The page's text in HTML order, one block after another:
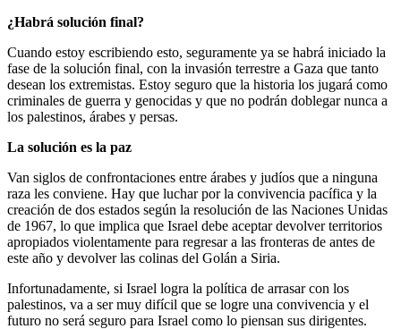
¿Habrá solución final?
Cuando estoy escribiendo esto, seguramente ya se habrá iniciado la
fase de la solución final, con la invasión terrestre a Gaza que tanto
desean los extremistas. Estoy seguro que la historia los jugará como
criminales de guerra y genocidas y que no podrán doblegar nunca a
los palestinos, árabes y persas.
La solución es la paz
Van siglos de confrontaciones entre árabes y judíos que a ninguna
raza les conviene. Hay que luchar por la convivencia pacífica y la
creación de dos estados según la resolución de las Naciones Unidas
de 1967, lo que implica que Israel debe aceptar devolver territorios
apropiados violentamente para regresar a las fronteras de antes de
este año y devolver las colinas del Golán a Siria.
Infortunadamente, si Israel logra la política de arrasar con los
palestinos, va a ser muy difícil que se logre una convivencia y el
futuro no será seguro para Israel como lo piensan sus dirigentes.